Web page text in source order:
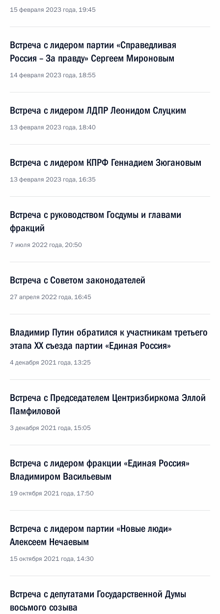
15 февраля 2023 года, 19:45
Встреча с лидером партии «Справедливая
Россия – За правду» Сергеем Мироновым
14 февраля 2023 года, 18:55
Встреча с лидером ЛДПР Леонидом Слуцким
13 февраля 2023 года, 18:40
Встреча с лидером КПРФ Геннадием Зюгановым
13 февраля 2023 года, 16:35
Встреча с руководством Госдумы и главами
фракций
7 июля 2022 года, 20:50
Встреча с Советом законодателей
27 апреля 2022 года, 16:45
Владимир Путин обратился к участникам третьего
этапа XX съезда партии «Единая Россия»
4 декабря 2021 года, 13:25
Встреча с Председателем Центризбиркома Эллой
Памфиловой
3 декабря 2021 года, 15:05
Встреча с лидером фракции «Единая Россия»
Владимиром Васильевым
19 октября 2021 года, 17:50
Встреча с лидером партии «Новые люди»
Алексеем Нечаевым
15 октября 2021 года, 14:30
Встреча с депутатами Государственной Думы
восьмого созыва